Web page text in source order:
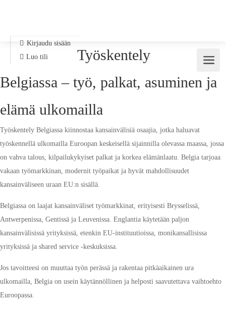
Kirjaudu sisään
Luo tili
Työskentely
Belgiassa – työ, palkat, asuminen ja
elämä ulkomailla
Työskentely Belgiassa kiinnostaa kansainvälisiä osaajia, jotka haluavat
työskennellä ulkomailla Euroopan keskeisellä sijainnilla olevassa maassa, jossa
on vahva talous, kilpailukykyiset palkat ja korkea elämänlaatu. Belgia tarjoaa
vakaan työmarkkinan, modernit työpaikat ja hyvät mahdollisuudet
kansainväliseen uraan EU:n sisällä.
Belgiassa on laajat kansainväliset työmarkkinat, erityisesti Brysselissä,
Antwerpenissa, Gentissä ja Leuvenissa. Englantia käytetään paljon
kansainvälisissä yrityksissä, etenkin EU-instituutioissa, monikansallisissa
yrityksissä ja shared service -keskuksissa.
Jos tavoitteesi on muuttaa työn perässä ja rakentaa pitkäaikainen ura
ulkomailla, Belgia on usein käytännöllinen ja helposti saavutettava vaihtoehto
Euroopassa.